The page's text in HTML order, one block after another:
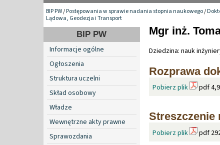
BIP PW/Postępowania w sprawie nadania stopnia naukowego/
Lądowa, Geodezja i Transport
BIP PW
Informacje ogólne
Ogłoszenia
Struktura uczelni
Skład osobowy
Władze
Wewnętrzne akty prawne
Sprawozdania
Mgr inż.
Dziedzina: nauk
Rozprawa
Pobierz plik pdf
Streszczenie
Pobierz plik pdf